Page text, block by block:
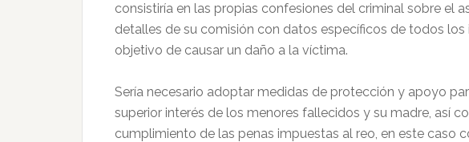
consistiría en las propias confesiones del criminal sobre el
detalles de su comisión con datos específicos de todos los
objetivo de causar un daño a la víctima.
Sería necesario adoptar medidas de protección y apoyo
superior interés de los menores fallecidos y su madre, así
cumplimiento de las penas impuestas al reo, en este caso